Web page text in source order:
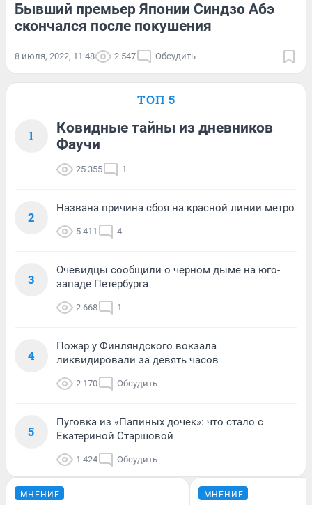
Бывший премьер Японии Синдзо Абэ
скончался после покушения
8 июля, 2022, 11:48 2 547 Обсудить
ТОП 5
1
Ковидные тайны из дневников
Фаучи
25 355 1
2
Названа причина сбоя на красной линии метро
5 411 4
3
Очевидцы сообщили о черном дыме на юго-
западе Петербурга
2 668 1
4
Пожар у Финляндского вокзала
ликвидировали за девять часов
2 170 Обсудить
5
Пуговка из «Папиных дочек»: что стало с
Екатериной Старшовой
1 424 Обсудить
МНЕНИЕ МНЕНИЕ